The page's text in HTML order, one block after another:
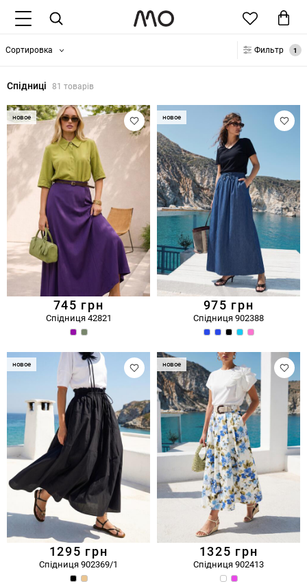
Сортировка Фильтр 1
Спідниці 81 товарів
новое
745 грн
Спідниця 42821
новое
975 грн
Спідниця 902388
новое
1295 грн
Спідниця 902369/1
новое
1325 грн
Спідниця 902413